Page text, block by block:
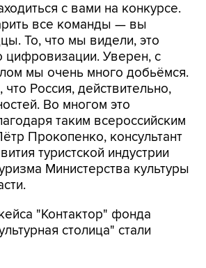
с вами на конкурсе.
все команды — вы
То, что мы видели, это
цифровизации. Уверен, с
мы очень много добьёмся.
что Россия, действительно,
Во многом это
таким всероссийским
Прокопенко, консультант
туристской индустрии
Министерства культуры
"Контактор" фонда
столица" стали